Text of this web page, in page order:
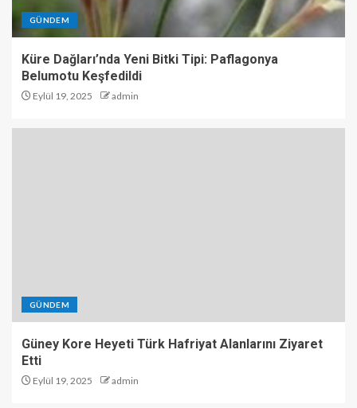
GÜNDEM
Küre Dağları’nda Yeni Bitki Tipi: Paflagonya
Belumotu Keşfedildi
Eylül 19, 2025 admin
GÜNDEM
Güney Kore Heyeti Türk Hafriyat Alanlarını Ziyaret
Etti
Eylül 19, 2025 admin